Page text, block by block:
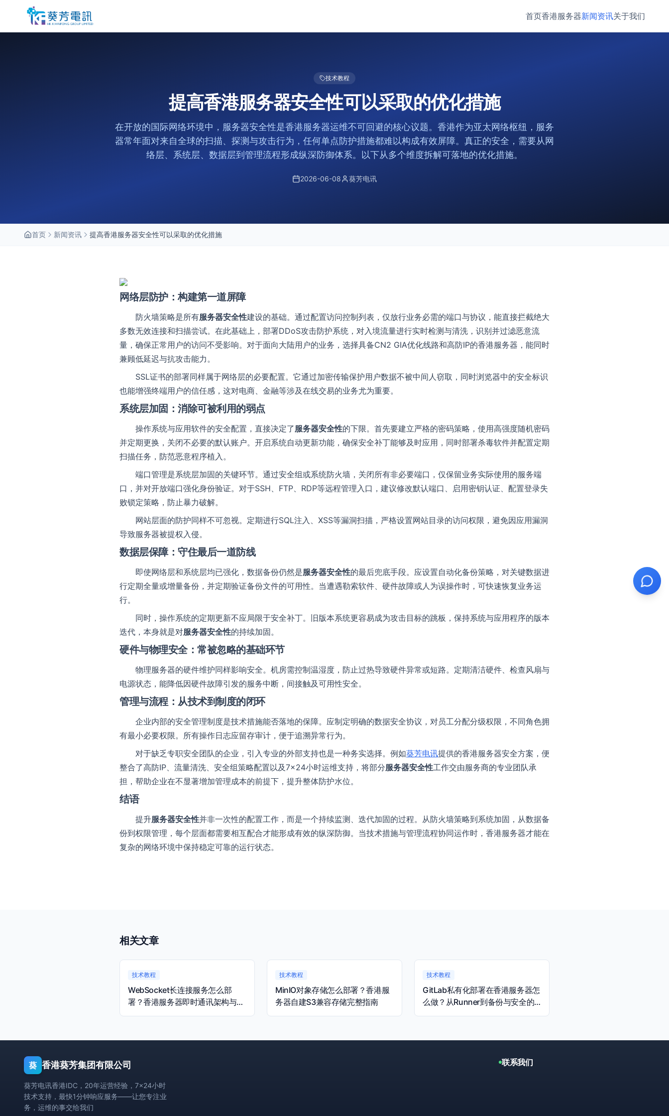
首页香港服务器新闻资讯关于我们
技术教程
提高香港服务器安全性可以采取的优化措施
在开放的国际网络环境中，服务器安全性是香港服务器运维不可回避的核心议题。香港作为亚太网络枢纽，服务
器常年面对来自全球的扫描、探测与攻击行为，任何单点防护措施都难以构成有效屏障。真正的安全，需要从网
络层、系统层、数据层到管理流程形成纵深防御体系。以下从多个维度拆解可落地的优化措施。
2026-06-08 葵芳电讯
首页 新闻资讯 提高香港服务器安全性可以采取的优化措施
网络层防护：构建第一道屏障
防火墙策略是所有服务器安全性建设的基础。通过配置访问控制列表，仅放行业务必需的端口与协议，能直接拦截绝大
多数无效连接和扫描尝试。在此基础上，部署DDoS攻击防护系统，对入境流量进行实时检测与清洗，识别并过滤恶意流
量，确保正常用户的访问不受影响。对于面向大陆用户的业务，选择具备CN2 GIA优化线路和高防IP的香港服务器，能同时
兼顾低延迟与抗攻击能力。
SSL证书的部署同样属于网络层的必要配置。它通过加密传输保护用户数据不被中间人窃取，同时浏览器中的安全标识
也能增强终端用户的信任感，这对电商、金融等涉及在线交易的业务尤为重要。
系统层加固：消除可被利用的弱点
操作系统与应用软件的安全配置，直接决定了服务器安全性的下限。首先要建立严格的密码策略，使用高强度随机密码
并定期更换，关闭不必要的默认账户。开启系统自动更新功能，确保安全补丁能够及时应用，同时部署杀毒软件并配置定期
扫描任务，防范恶意程序植入。
端口管理是系统层加固的关键环节。通过安全组或系统防火墙，关闭所有非必要端口，仅保留业务实际使用的服务端
口，并对开放端口强化身份验证。对于SSH、FTP、RDP等远程管理入口，建议修改默认端口、启用密钥认证、配置登录失
败锁定策略，防止暴力破解。
网站层面的防护同样不可忽视。定期进行SQL注入、XSS等漏洞扫描，严格设置网站目录的访问权限，避免因应用漏洞
导致服务器被提权入侵。
数据层保障：守住最后一道防线
即使网络层和系统层均已强化，数据备份仍然是服务器安全性的最后兜底手段。应设置自动化备份策略，对关键数据进
行定期全量或增量备份，并定期验证备份文件的可用性。当遭遇勒索软件、硬件故障或人为误操作时，可快速恢复业务运
行。
同时，操作系统的定期更新不应局限于安全补丁。旧版本系统更容易成为攻击目标的跳板，保持系统与应用程序的版本
迭代，本身就是对服务器安全性的持续加固。
硬件与物理安全：常被忽略的基础环节
物理服务器的硬件维护同样影响安全。机房需控制温湿度，防止过热导致硬件异常或短路。定期清洁硬件、检查风扇与
电源状态，能降低因硬件故障引发的服务中断，间接触及可用性安全。
管理与流程：从技术到制度的闭环
企业内部的安全管理制度是技术措施能否落地的保障。应制定明确的数据安全协议，对员工分配分级权限，不同角色拥
有最小必要权限。所有操作日志应留存审计，便于追溯异常行为。
对于缺乏专职安全团队的企业，引入专业的外部支持也是一种务实选择。例如葵芳电讯提供的香港服务器安全方案，便
整合了高防IP、流量清洗、安全组策略配置以及7×24小时运维支持，将部分服务器安全性工作交由服务商的专业团队承
担，帮助企业在不显著增加管理成本的前提下，提升整体防护水位。
结语
提升服务器安全性并非一次性的配置工作，而是一个持续监测、迭代加固的过程。从防火墙策略到系统加固，从数据备
份到权限管理，每个层面都需要相互配合才能形成有效的纵深防御。当技术措施与管理流程协同运作时，香港服务器才能在
复杂的网络环境中保持稳定可靠的运行状态。
相关文章
技术教程
WebSocket长连接服务怎么部
署？香港服务器即时通讯架构与容
量规划指南
技术教程
MinIO对象存储怎么部署？香港服
务器自建S3兼容存储完整指南
技术教程
GitLab私有化部署在香港服务器怎
么做？从Runner到备份与安全的
完整指南
葵 香港葵芳集团有限公司
葵芳电讯香港IDC，20年运营经验，7×24小时
技术支持，最快1分钟响应服务——让您专注业
务，运维的事交给我们
联系我们
联系我们
我们随时为您提供帮助
联系名称
单位名称
QQ号 Telegram